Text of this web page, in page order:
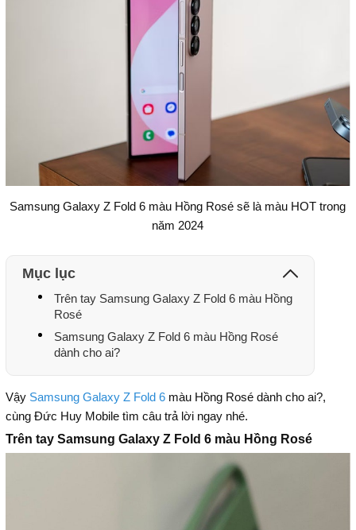
Samsung Galaxy Z Fold 6 màu Hồng Rosé sẽ là màu HOT trong
năm 2024
Mục lục
Trên tay Samsung Galaxy Z Fold 6 màu Hồng
Rosé
Samsung Galaxy Z Fold 6 màu Hồng Rosé
dành cho ai?
Vậy Samsung Galaxy Z Fold 6màu Hồng Rosé dành cho ai?,
cùng Đức Huy Mobile tìm câu trả lời ngay nhé.
Trên tay Samsung Galaxy Z Fold 6 màu Hồng Rosé